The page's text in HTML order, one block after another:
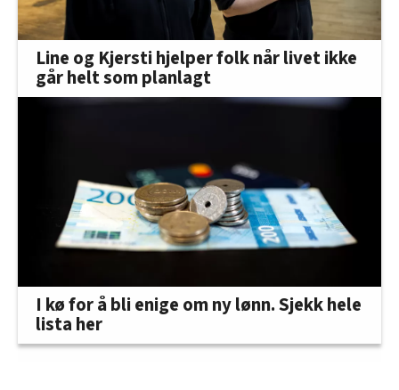
Line og Kjersti hjelper folk når livet ikke
går helt som planlagt
I kø for å bli enige om ny lønn. Sjekk hele
lista her